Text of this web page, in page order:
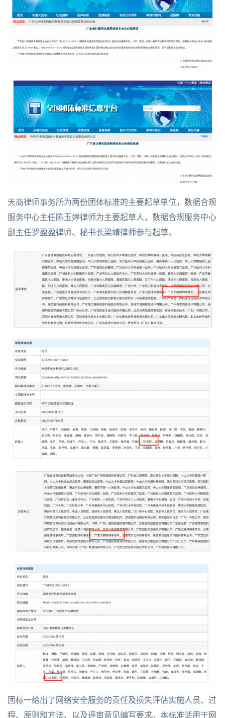
天商律师事务所为两份团体标准的主要起草单位，数据合规
服务中心主任陈玉婷律师为主要起草人，数据合规服务中心
副主任罗盈盈律师、秘书长梁靖律师参与起草。
团标一给出了网络安全服务的责任及损失评估实施人员、过
程、原则和方法、以及评审意见编写要求。本标准适用于网